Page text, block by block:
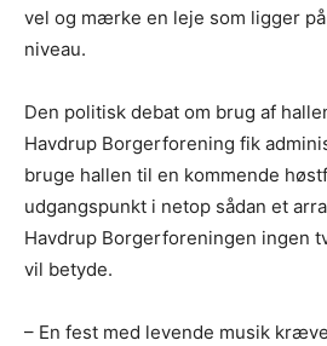
vel og mærke en leje som ligger
niveau.
Den politisk debat om brug af
Havdrup Borgerforening fik
bruge hallen til en kommende
udgangspunkt i netop sådan et
Havdrup Borgerforeningen ingen
vil betyde.
– En fest med levende musik